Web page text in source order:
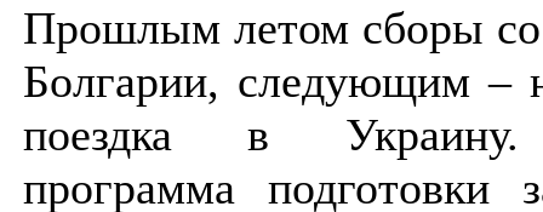
Прошлым летом сборы
Болгарии, следующим –
поездка в
программа подготовки